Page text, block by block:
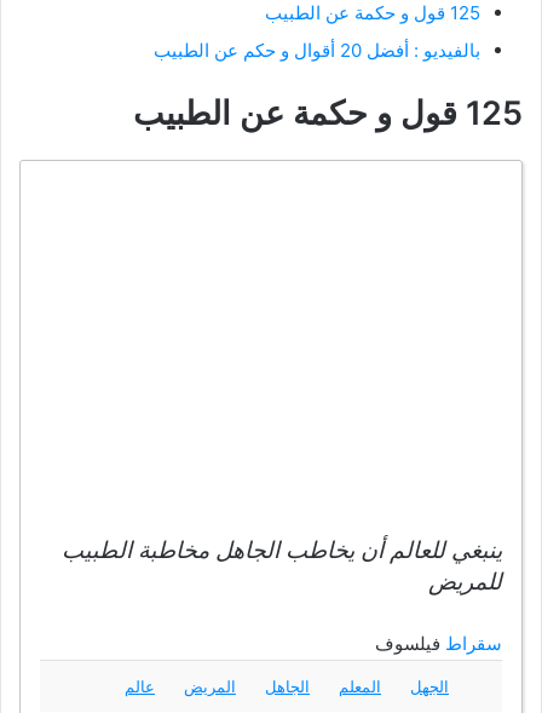
125 قول و حكمة عن الطبيب
بالفيديو : أفضل 20 أقوال و حكم عن الطبيب
125 قول و حكمة عن الطبيب
ينبغي للعالم أن يخاطب الجاهل مخاطبة الطبيب
للمريض
سقراط فيلسوف
الجهل المعلم الجاهل المريض عالم